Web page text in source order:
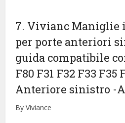
7. Vivianc Maniglie
per porte anteriori
guida compatibile
F80 F31 F32 F33 F35
Anteriore sinistro -
By Viviance